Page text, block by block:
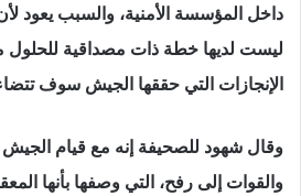
داخل المؤسسة الأمنية، والسبب يعود
ليست لديها خطة ذات مصداقية
الإنجازات التي حققها الجيش سوف
وقال شهود للصحيفة إنه مع قيام الجيش
والقوات إلى رفح، التي وصفها بأنها